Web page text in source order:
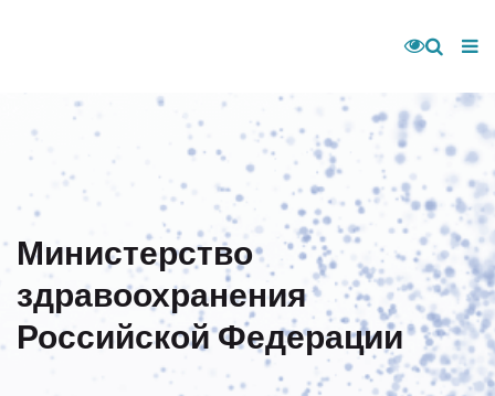
Министерство
здравоохранения
Российской Федерации